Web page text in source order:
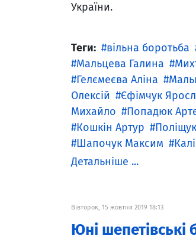
України.
Теги: вільна боротьба
Мальцева Галина
Гелємеєва Аліна
Олексій
Єфімчук
Михайло
Попадюк
Кошкін Артур
Шапочук Максим
Детальніше ...
Вівторок, 15 жовтня 2019 18:13
Юні шепетівські